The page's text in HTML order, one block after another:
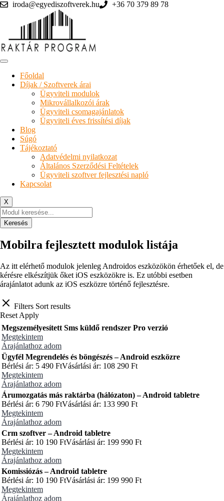
Skipiroda@egyediszoftverek.hu +36 70 379 89 78
Főoldal
Díjak / Szoftverek árai
Ügyviteli modulok
Mikrovállalkozói árak
Ügyviteli csomagajánlatok
Ügyviteli éves frissítési díjak
Blog
Súgó
Tájékoztató
Adatvédelmi nyilatkozat
Általános Szerződési Feltételek
Ügyviteli szoftver fejlesztési napló
Kapcsolat
X
Products
search
Keresés
Mobilra fejlesztett modulok listája
Az itt elérhető modulok jelenleg Androidos eszközökön érhetőek el, de
kérésre elkészítjük őket iOS eszközökre is. Ez utóbbi esetben
árajánlatot adunk az iOS eszközre történő fejlesztésre.
Filters Sort results
Reset Apply
Megszemélyesített Sms küldő rendszer Pro verzió
Megtekintem
Árajánlathoz adom
Ügyfél Megrendelés és böngészés – Android eszközre
Bérlési ár: 5 490 FtVásárlási ár: 108 290 Ft
Megtekintem
Árajánlathoz adom
Árumozgatás más raktárba (hálózaton) – Android tabletre
Bérlési ár: 6 790 FtVásárlási ár: 133 990 Ft
Megtekintem
Árajánlathoz adom
Crm szoftver – Android tabletre
Bérlési ár: 10 190 FtVásárlási ár: 199 990 Ft
Megtekintem
Árajánlathoz adom
Komissiózás – Android tabletre
Bérlési ár: 10 190 FtVásárlási ár: 199 990 Ft
Megtekintem
Árajánlathoz adom